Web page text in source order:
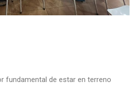
fundamental de estar en terreno